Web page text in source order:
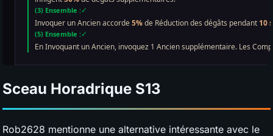
Sceau Horadrique S13
Rob2628 mentionne une alternative intéressante avec le